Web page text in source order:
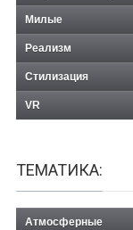
Милые
Реализм
Стилизация
VR
ТЕМАТИКА:
Атмосферные